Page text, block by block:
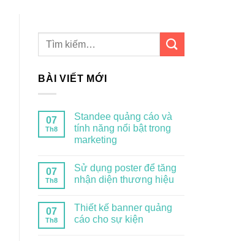
BÀI VIẾT MỚI
07
Th8
Standee quảng cáo và
tính năng nổi bật trong
marketing
07
Th8
Sử dụng poster để tăng
nhận diện thương hiệu
07
Th8
Thiết kế banner quảng
cáo cho sự kiện